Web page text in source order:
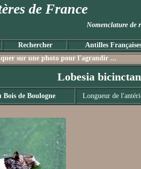
de France
Nomenclature
Rechercher Antilles
sur une photo pour l'agrandir ...
Lobesia
Bois de Boulogne Longueur de